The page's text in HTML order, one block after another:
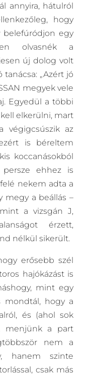
annyira, hátulról
hogy
belefúródjon egy
olvasnék a
új dolog volt
„Azért jó
megyek vele
Egyedül a többi
elkerülni, mart
végigcsúszik az
is béreltem
koccanásokból
ehhez is
nekem adta a
megy a beállás –
a vizsgán J,
érzett,
nélkül sikerült.
erősebb szél
hajókázást is
mint egy
mondtál, hogy a
és (ahol sok
menjünk a part
nem a
hanem szinte
csak más